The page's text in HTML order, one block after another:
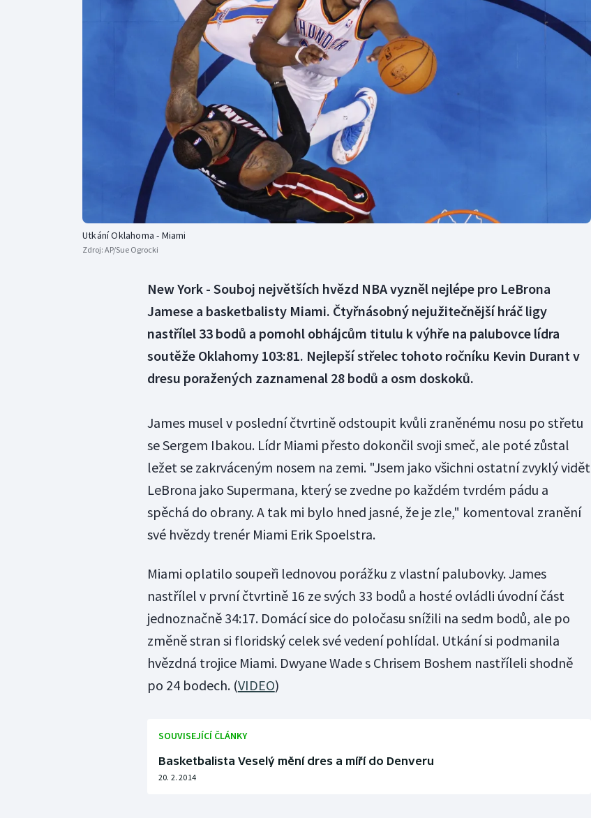
Curling
Dostihy
Florbal
Futsal
Golf
Gymnastika
Moderní pětiboj
Motorsport
Olympijské hry
Parasport
Plavání
Triatlon
Utkání Oklahoma - Miami
Zdroj: AP/Sue Ogrocki
New York - Souboj největších hvězd NBA vyzněl nejlépe pro LeBrona
Jamese a basketbalisty Miami. Čtyřnásobný nejužitečnější hráč ligy
nastřílel 33 bodů a pomohl obhájcům titulu k výhře na palubovce lídra
soutěže Oklahomy 103:81. Nejlepší střelec tohoto ročníku Kevin Durant v
dresu poražených zaznamenal 28 bodů a osm doskoků.
James musel v poslední čtvrtině odstoupit kvůli zraněnému nosu po střetu
se Sergem Ibakou. Lídr Miami přesto dokončil svoji smeč, ale poté zůstal
ležet se zakrváceným nosem na zemi. "Jsem jako všichni ostatní zvyklý vidět
LeBrona jako Supermana, který se zvedne po každém tvrdém pádu a
spěchá do obrany. A tak mi bylo hned jasné, že je zle," komentoval zranění
své hvězdy trenér Miami Erik Spoelstra.
Miami oplatilo soupeři lednovou porážku z vlastní palubovky. James
nastřílel v první čtvrtině 16 ze svých 33 bodů a hosté ovládli úvodní část
jednoznačně 34:17. Domácí sice do poločasu snížili na sedm bodů, ale po
změně stran si floridský celek své vedení pohlídal. Utkání si podmanila
hvězdná trojice Miami. Dwyane Wade s Chrisem Boshem nastříleli shodně
po 24 bodech. (VIDEO)
SOUVISEJÍCÍ ČLÁNKY
Basketbalista Veselý mění dres a míří do Denveru
20. 2. 2014